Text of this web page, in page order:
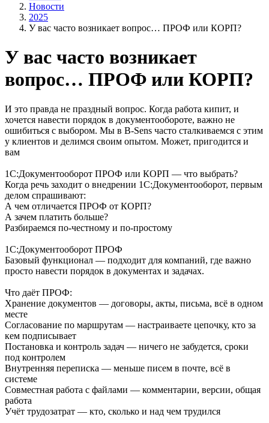
Новости
2025
У вас часто возникает вопрос… ПРОФ или КОРП?
У вас часто возникает
вопрос… ПРОФ или КОРП?
И это правда не праздный вопрос. Когда работа кипит, и
хочется навести порядок в документообороте, важно не
ошибиться с выбором. Мы в B-Sens часто сталкиваемся с этим
у клиентов и делимся своим опытом. Может, пригодится и
вам
1С:Документооборот ПРОФ или КОРП — что выбрать?
Когда речь заходит о внедрении 1С:Документооборот, первым
делом спрашивают:
А чем отличается ПРОФ от КОРП?
А зачем платить больше?
Разбираемся по-честному и по-простому
1С:Документооборот ПРОФ
Базовый функционал — подходит для компаний, где важно
просто навести порядок в документах и задачах.
Что даёт ПРОФ:
Хранение документов — договоры, акты, письма, всё в одном
месте
Согласование по маршрутам — настраиваете цепочку, кто за
кем подписывает
Постановка и контроль задач — ничего не забудется, сроки
под контролем
Внутренняя переписка — меньше писем в почте, всё в
системе
Совместная работа с файлами — комментарии, версии, общая
работа
Учёт трудозатрат — кто, сколько и над чем трудился